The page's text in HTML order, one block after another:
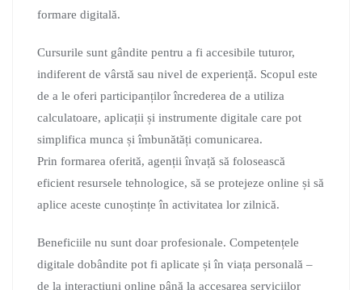
formare digitală.
Cursurile sunt gândite pentru a fi accesibile tuturor,
indiferent de vârstă sau nivel de experiență. Scopul este
de a le oferi participanților încrederea de a utiliza
calculatoare, aplicații și instrumente digitale care pot
simplifica munca și îmbunătăți comunicarea.
Prin formarea oferită, agenții învață să folosească
eficient resursele tehnologice, să se protejeze online și să
aplice aceste cunoștințe în activitatea lor zilnică.
Beneficiile nu sunt doar profesionale. Competențele
digitale dobândite pot fi aplicate și în viața personală –
de la interacțiuni online până la accesarea serviciilor